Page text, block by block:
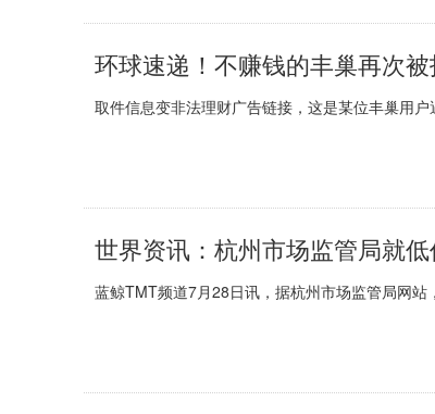
环球速递！不赚钱的丰巢再次
取件信息变非法理财广告链接，这是某位丰巢用
世界资讯：杭州市场监管局就
蓝鲸TMT频道7月28日讯，据杭州市场监管局网站